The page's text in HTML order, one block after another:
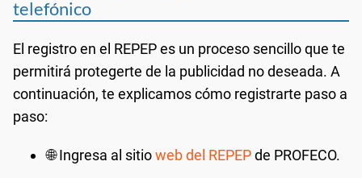
telefónico
El registro en el REPEP es un proceso sencillo que te
permitirá protegerte de la publicidad no deseada. A
continuación, te explicamos cómo registrarte paso a
paso:
🌐 Ingresa al sitioweb del REPEPde PROFECO.